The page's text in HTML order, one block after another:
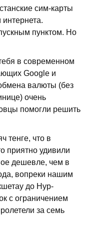
сим-карты
пунктом. Но
в со­временном
Google и
валюты (без
очень
помогли решить
тенге, что в
приятно удивили
дешевле, чем в
вопреки нашим
до Нур-
с ограничением
за семь